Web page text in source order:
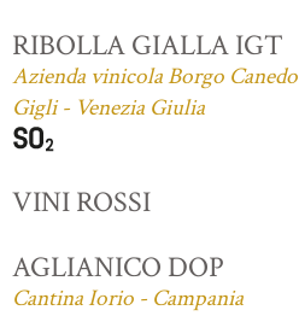
RIBOLLA GIALLA IGT
Azienda vinicola Borgo Canedo
Gigli - Venezia Giulia
VINI ROSSI
AGLIANICO DOP
Cantina Iorio - Campania